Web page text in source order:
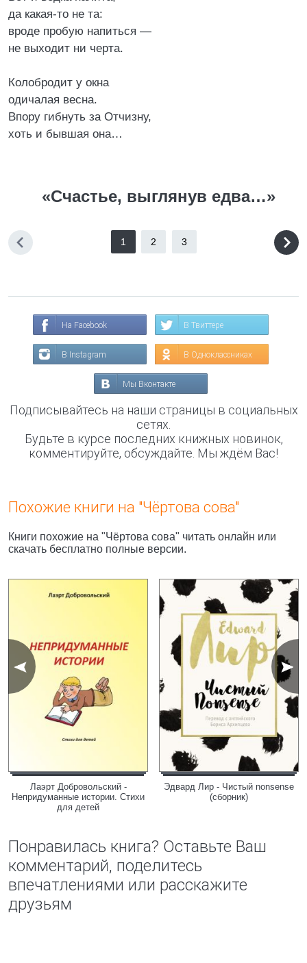
да какая-то не та:
вроде пробую напиться —
не выходит ни черта.
Колобродит у окна
одичалая весна.
Впору гибнуть за Отчизну,
хоть и бывшая она…
«Счастье, выглянув едва…»
1 2 3
На Facebook В Твиттере
В Instagram В Одноклассниках
Мы Вконтакте
Подписывайтесь на наши страницы в социальных
сетях.
Будьте в курсе последних книжных новинок,
комментируйте, обсуждайте. Мы ждём Вас!
Похожие книги на "Чёртова сова"
Книги похожие на "Чёртова сова" читать онлайн или
скачать бесплатно полные версии.
Лаэрт Добровольский -
Непридуманные истории. Стихи
для детей
Эдвард Лир - Чистый nonsense
(сборник)
Понравилась книга? Оставьте Ваш
комментарий, поделитесь
впечатлениями или расскажите
друзьям